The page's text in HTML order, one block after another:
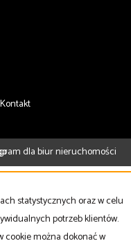
Kontakt
dla biur nieruchomości
statystycznych oraz w celu
potrzeb klientów.
cookie można dokonać w